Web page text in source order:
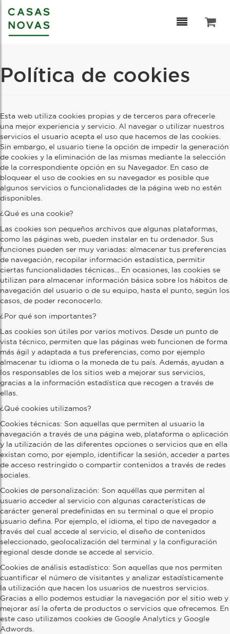
Política de cookies
Esta web utiliza cookies propias y de terceros para ofrecerle
una mejor experiencia y servicio. Al navegar o utilizar nuestros
servicios el usuario acepta el uso que hacemos de las cookies.
Sin embargo, el usuario tiene la opción de impedir la generación
de cookies y la eliminación de las mismas mediante la selección
de la correspondiente opción en su Navegador. En caso de
bloquear el uso de cookies en su navegador es posible que
algunos servicios o funcionalidades de la página web no estén
disponibles.
¿Qué es una cookie?
Las cookies son pequeños archivos que algunas plataformas,
como las páginas web, pueden instalar en tu ordenador. Sus
funciones pueden ser muy variadas: almacenar tus preferencias
de navegación, recopilar información estadística, permitir
ciertas funcionalidades técnicas... En ocasiones, las cookies se
utilizan para almacenar información básica sobre los hábitos de
navegación del usuario o de su equipo, hasta el punto, según los
casos, de poder reconocerlo.
¿Por qué son importantes?
Las cookies son útiles por varios motivos. Desde un punto de
vista técnico, permiten que las páginas web funcionen de forma
más ágil y adaptada a tus preferencias, como por ejemplo
almacenar tu idioma o la moneda de tu país. Además, ayudan a
los responsables de los sitios web a mejorar sus servicios,
gracias a la información estadística que recogen a través de
ellas.
¿Qué cookies utilizamos?
Cookies técnicas: Son aquellas que permiten al usuario la
navegación a través de una página web, plataforma o aplicación
y la utilización de las diferentes opciones o servicios que en ella
existan como, por ejemplo, identificar la sesión, acceder a partes
de acceso restringido o compartir contenidos a través de redes
sociales.
Cookies de personalización: Son aquéllas que permiten al
usuario acceder al servicio con algunas características de
carácter general predefinidas en su terminal o que el propio
usuario defina. Por ejemplo, el idioma, el tipo de navegador a
través del cual accede al servicio, el diseño de contenidos
seleccionado, geolocalización del terminal y la configuración
regional desde donde se accede al servicio.
Cookies de análisis estadístico: Son aquellas que nos permiten
cuantificar el número de visitantes y analizar estadísticamente
la utilización que hacen los usuarios de nuestros servicios.
Gracias a ello podemos estudiar la navegación por el sitio web y
mejorar así la oferta de productos o servicios que ofrecemos. En
este caso utilizamos cookies de Google Analytics y Google
Adwords.